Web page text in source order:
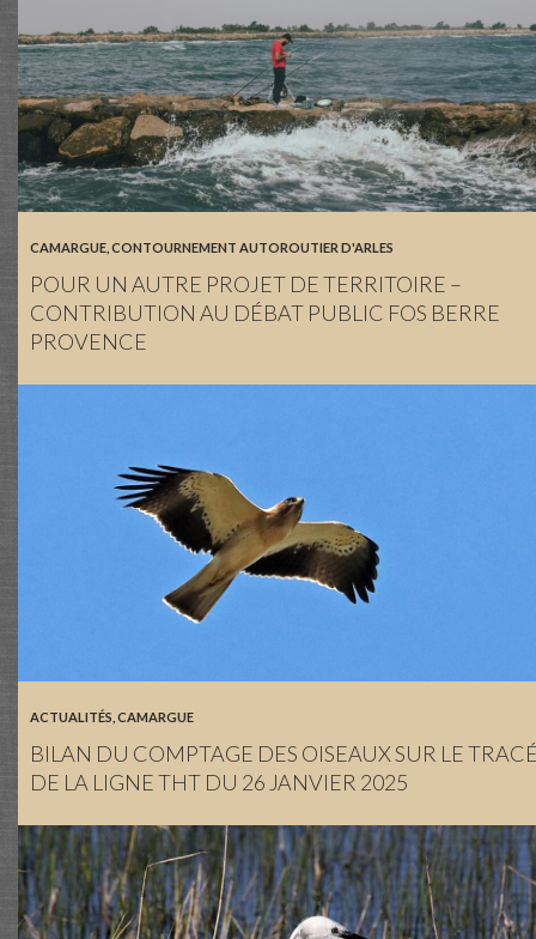
CAMARGUE CONTOURNEMENT AUTOROUTIER D'ARLES
POUR UN AUTRE PROJET DE TERRITOIRE –
CONTRIBUTION AU DÉBAT PUBLIC FOS BERRE
PROVENCE
ACTUALITÉS CAMARGUE
BILAN DU COMPTAGE DES OISEAUX SUR LE
DE LA LIGNE THT DU 26 JANVIER 2025